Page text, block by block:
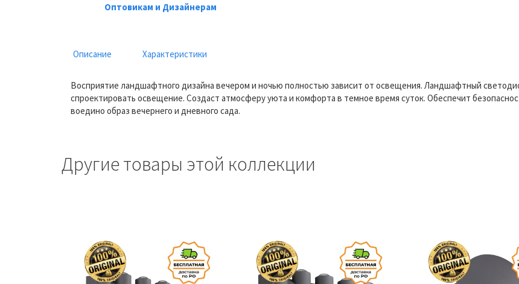
Оптовикам и Дизайнерам
Описание Характеристики
Восприятие ландшафтного дизайна вечером и ночью полностью зависит от освещения. Ландшафтный
спроектировать освещение. Создаст атмосферу уюта и комфорта в темное время суток. Обеспечит
воедино образ вечернего и дневного сада.
Другие товары этой коллекции